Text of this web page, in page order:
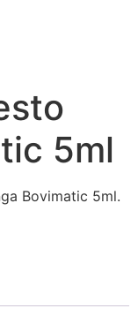
5ml
Bovimatic 5ml.